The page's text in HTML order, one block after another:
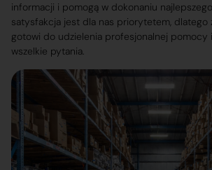
informacji i pomogą w dokonaniu
satysfakcja jest dla nas priorytetem, dlatego
gotowi do udzielenia profesjonalnej pomocy
wszelkie pytania.